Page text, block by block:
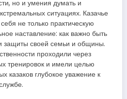
но и умения думать и
ситуациях. Казачье
не только практическую
наставление: как важно быть
защиты своей семьи и общины.
проходили через
тренировок и имели целью
казаков глубокое уважение к